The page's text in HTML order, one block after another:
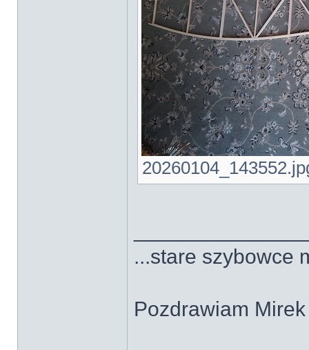
...stare szybowce
Pozdrawiam Mirek